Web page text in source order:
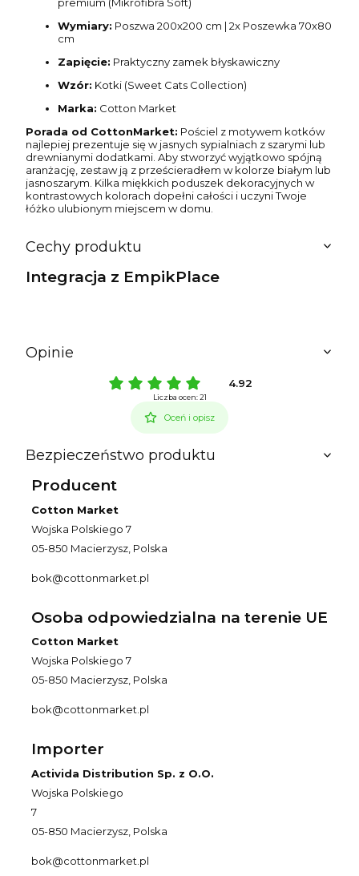
Wymiary: Poszwa 200x200 cm | 2x Poszewka 70x80
cm
Zapięcie: Praktyczny zamek błyskawiczny
Wzór: Kotki (Sweet Cats Collection)
Marka: Cotton Market
Porada od CottonMarket: Pościel z motywem kotków
najlepiej prezentuje się w jasnych sypialniach z szarymi lub
drewnianymi dodatkami. Aby stworzyć wyjątkowo spójną
aranżację, zestaw ją z prześcieradłem w kolorze białym lub
jasnoszarym. Kilka miękkich poduszek dekoracyjnych w
kontrastowych kolorach dopełni całości i uczyni Twoje
łóżko ulubionym miejscem w domu.
Cechy produktu
Integracja z EmpikPlace
Opinie
4.92
Liczba ocen: 21
Oceń i opisz
Bezpieczeństwo produktu
Producent
Cotton Market
Wojska Polskiego 7
05-850 Macierzysz, Polska
bok@cottonmarket.pl
Osoba odpowiedzialna na terenie UE
Cotton Market
Wojska Polskiego 7
05-850 Macierzysz, Polska
bok@cottonmarket.pl
Importer
Activida Distribution Sp. z O.O.
Wojska Polskiego
7
05-850 Macierzysz, Polska
bok@cottonmarket.pl